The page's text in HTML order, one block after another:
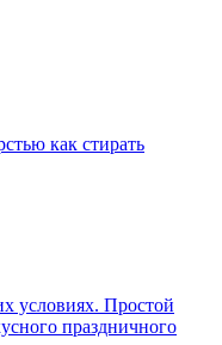
как стирать
условиях. Простой
праздничного